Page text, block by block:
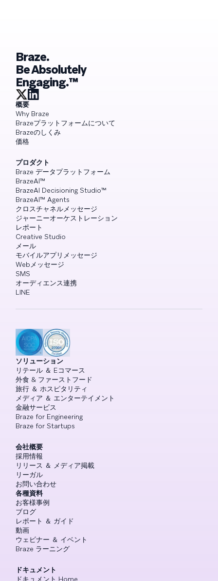
Braze.
Be Absolutely
Engaging.™
概要
Why Braze
Brazeプラットフォームについて
Brazeのしくみ
価格
プロダクト
Braze データプラットフォーム
BrazeAI™
BrazeAI Decisioning Studio™
BrazeAI™ Agents
クロスチャネルメッセージ
ジャーニーオーケストレーション
レポート
Creative Studio
メール
モバイルアプリメッセージ
Webメッセージ
SMS
オーディエンス連携
LINE
ソリューション
リテール ＆ Eコマース
外食 & ファーストフード
旅行 ＆ ホスピタリティ
メディア ＆ エンターテイメント
金融サービス
Braze for Engineering
Braze for Startups
会社概要
採用情報
リリース ＆ メディア掲載
リーガル
お問い合わせ
各種資料
お客様事例
ブログ
レポート ＆ ガイド
動画
ウェビナー ＆ イベント
Braze ラーニング
ドキュメント
ドキュメント Home